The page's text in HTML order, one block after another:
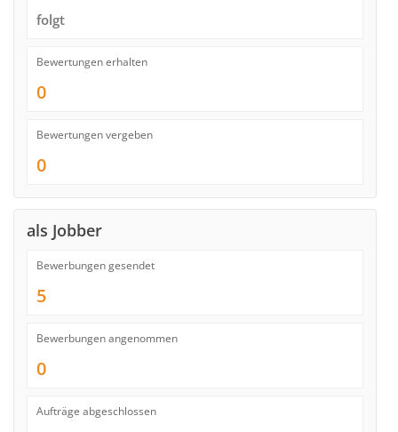
folgt
Bewertungen erhalten
0
Bewertungen vergeben
0
als Jobber
Bewerbungen gesendet
5
Bewerbungen angenommen
0
Aufträge abgeschlossen